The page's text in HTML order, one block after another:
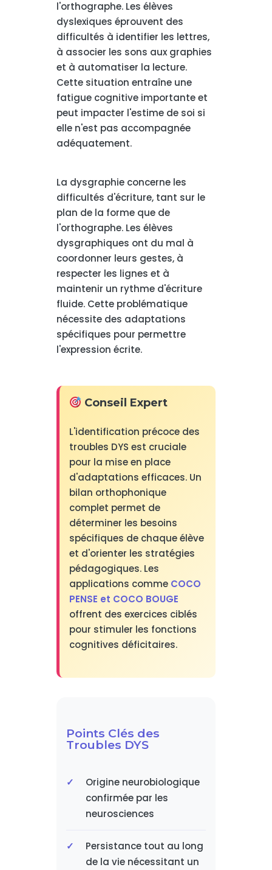
l'orthographe. Les élèves
dyslexiques éprouvent des
difficultés à identifier les lettres,
à associer les sons aux graphies
et à automatiser la lecture.
Cette situation entraîne une
fatigue cognitive importante et
peut impacter l'estime de soi si
elle n'est pas accompagnée
adéquatement.
La dysgraphie concerne les
difficultés d'écriture, tant sur le
plan de la forme que de
l'orthographe. Les élèves
dysgraphiques ont du mal à
coordonner leurs gestes, à
respecter les lignes et à
maintenir un rythme d'écriture
fluide. Cette problématique
nécessite des adaptations
spécifiques pour permettre
l'expression écrite.
Conseil Expert
L'identification précoce des
troubles DYS est cruciale
pour la mise en place
d'adaptations efficaces. Un
bilan orthophonique
complet permet de
déterminer les besoins
spécifiques de chaque élève
et d'orienter les stratégies
pédagogiques. Les
applications comme COCO
PENSE et COCO BOUGE
offrent des exercices ciblés
pour stimuler les fonctions
cognitives déficitaires.
Points Clés des
Troubles DYS
Origine neurobiologique
confirmée par les
neurosciences
Persistance tout au long
de la vie nécessitant un